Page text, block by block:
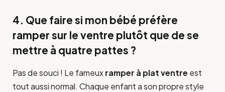
4. Que faire si mon bébé préfère
ramper sur le ventre plutôt que de se
mettre à quatre pattes ?
Pas de souci ! Le fameuxramper à plat ventre est
tout aussi normal. Chaque enfant a son propre style